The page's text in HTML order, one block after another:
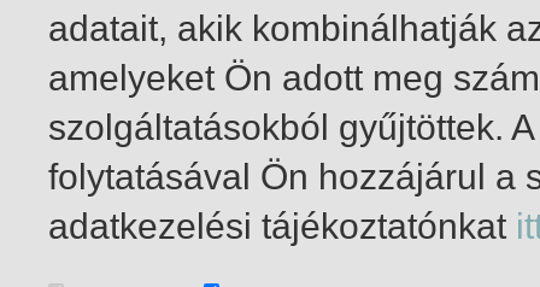
1-1 / insgesamt 1 Treffer
adatait, akik kombinálhatják
amelyeket Ön adott meg
szolgáltatásokból gyűjtöttek.
folytatásával Ön hozzájárul a
adatkezelési tájékoztatónkat